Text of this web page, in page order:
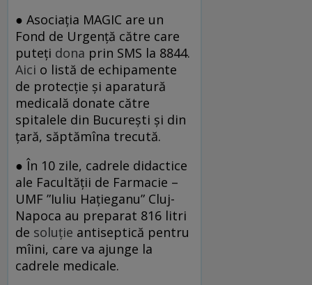
● Asociația MAGIC are un
Fond de Urgență către care
puteți dona prin SMS la 8844.
Aici o listă de echipamente
de protecție și aparatură
medicală donate către
spitalele din București și din
țară, săptămîna trecută.
● În 10 zile, cadrele didactice
ale Facultății de Farmacie –
UMF ”Iuliu Hațieganu” Cluj-
Napoca au preparat 816 litri
de soluție antiseptică pentru
mîini, care va ajunge la
cadrele medicale.